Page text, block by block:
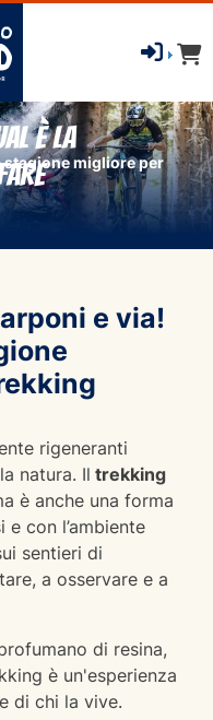
stagione migliore per
è la
e via!
rigeneranti
natura. Il trekking
è anche una forma
con l’ambiente
sentieri di
a osservare e a
di resina,
è un'esperienza
di chi la vive.